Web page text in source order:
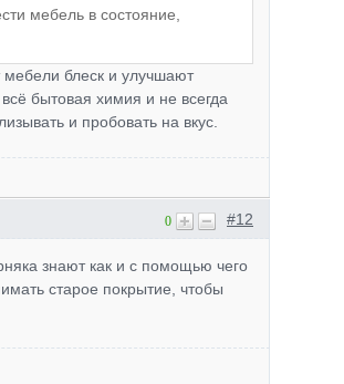
мебель в состояние,
мебели блеск и улучшают
бытовая химия и не всегда
и пробовать на вкус.
#12
0
знают как и с помощью чего
старое покрытие, чтобы